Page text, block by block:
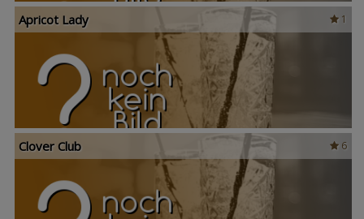
1
Apricot Lady
6
Clover Club